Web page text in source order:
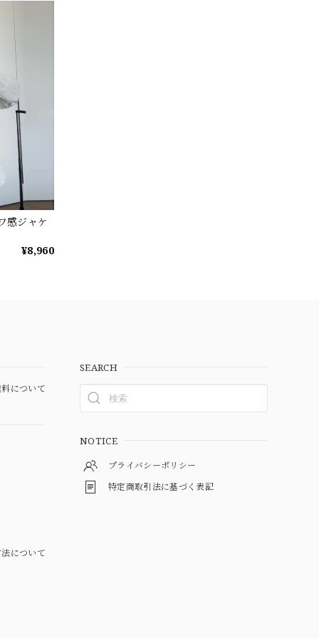
感ジャケ
¥8,960
について
について
SEARCH
NOTICE
プライバシーポリシー
特定商取引法に基づく表記